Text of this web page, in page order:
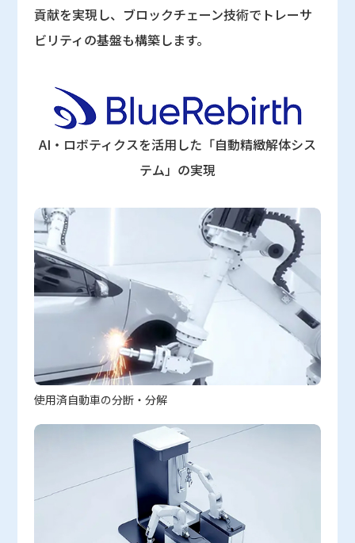
貢献を実現し、ブロックチェーン技術でトレーサ
ビリティの基盤も構築します。
AI・ロボティクスを活用した「自動精緻解体シス
テム」の実現
使用済自動車の分断・分解